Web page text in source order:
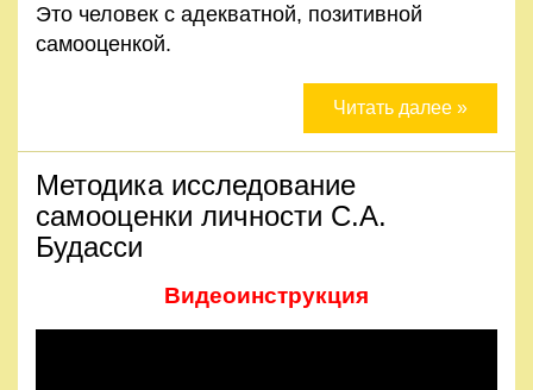
Это человек с адекватной, позитивной
самооценкой.
Читать далее »
Методика исследование
самооценки личности С.А.
Будасси
Видеоинструкция